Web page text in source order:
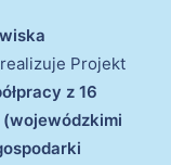
realizuje Projekt
z 16
(wojewódzkimi